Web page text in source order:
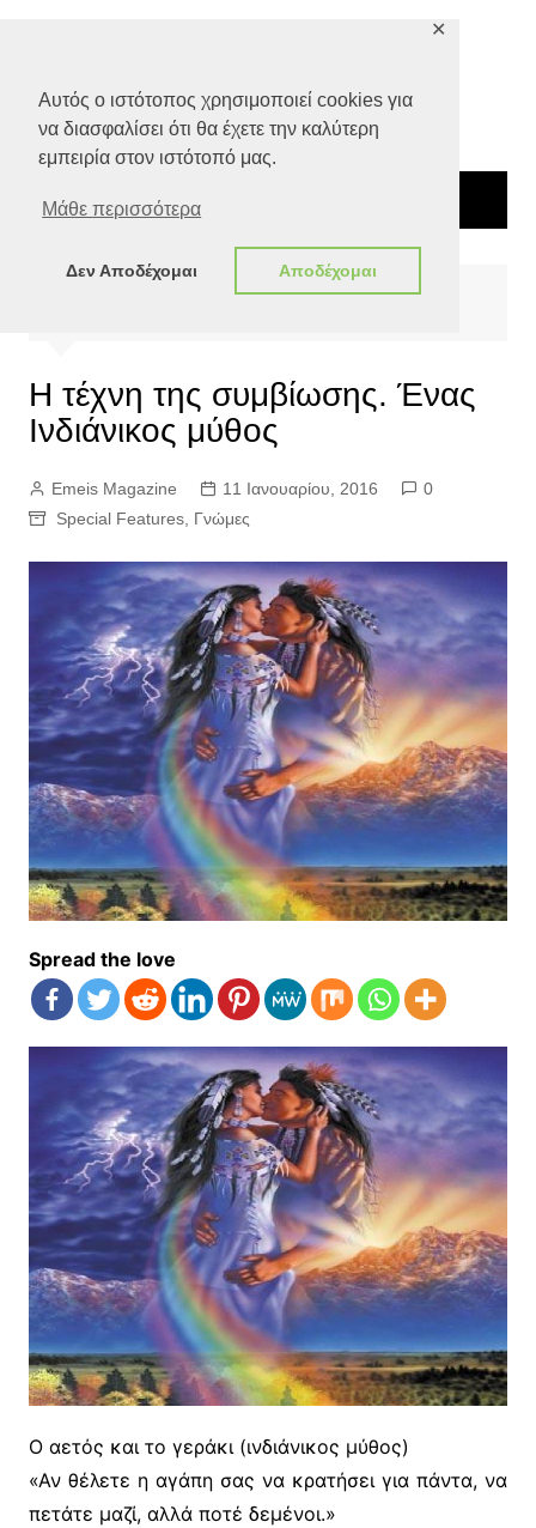
Αυτός ο ιστότοπος χρησιμοποιεί cookies για
να διασφαλίσει ότι θα έχετε την καλύτερη
εμπειρία στον ιστότοπό μας.
Μάθε περισσότερα
Δεν Αποδέχομαι Αποδέχομαι
✕
Special Features
Η τέχνη της συμβίωσης. Ένας
Ινδιάνικος μύθος
Emeis Magazine 11 Ιανουαρίου, 2016
0
Special Features, Γνώμες
Spread the love
Ο αετός και το γεράκι (ινδιάνικος μύθος)
«Αν θέλετε η αγάπη σας να κρατήσει για πάντα,να
πετάτε μαζί, αλλά ποτέ δεμένοι.»